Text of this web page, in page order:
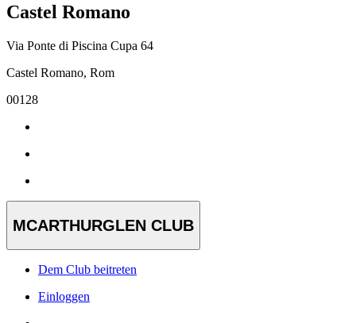
Castel Romano
Via Ponte di Piscina Cupa 64
Castel Romano, Rom
00128
MCARTHURGLEN CLUB
Dem Club beitreten
Einloggen